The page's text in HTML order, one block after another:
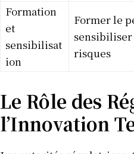
Formation
et
sensibilisat
ion
Former le
risques
Le Rôle des
l’Innovation